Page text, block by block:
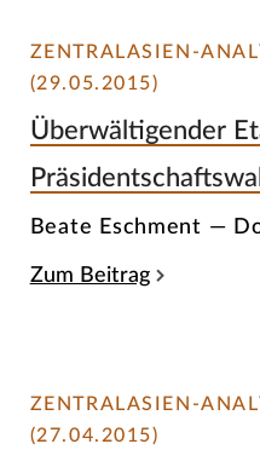
ZENTRALASIEN-
(29.05.2015)
Überwältigender
Beate Eschment —
Zum Beitrag
ZENTRALASIEN-
(27.04.2015)